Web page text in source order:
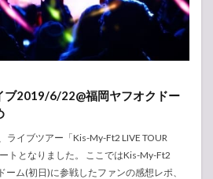
ブ2019/6/22@福岡ヤフオクドー
イブツアー「Kis-My-Ft2 LIVE TOUR
トとなりました。 ここではKis-My-Ft2
ム(初日)に参戦したファンの感想レポ、